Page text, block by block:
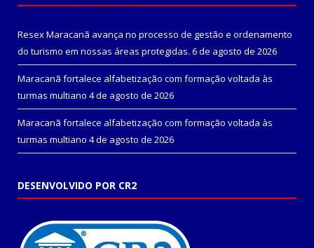
Resex Maracanã avança no processo de gestão e ordenamento
do turismo em nossas áreas protegidas. 6 de agosto de 2026
Maracanã fortalece alfabetização com formação voltada às
turmas multiano 4 de agosto de 2026
Maracanã fortalece alfabetização com formação voltada às
turmas multiano 4 de agosto de 2026
DESENVOLVIDO POR CR2